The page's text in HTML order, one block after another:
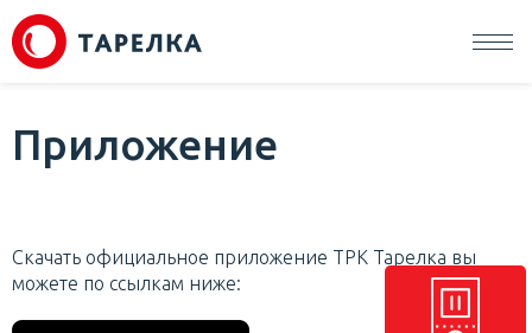
Приложение
Скачать официальное приложение ТРК Тарелка вы
можете по ссылкам ниже: